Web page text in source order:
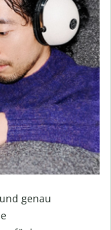
genau